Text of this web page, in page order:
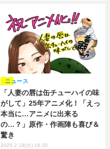
「人妻の唇は缶チューハイの味
がして」25年アニメ化！「えっ
本当に…アニメに出来る
の…？」原作・作画陣も喜び＆
驚き
ニュース
2025.2.18(火) 16:30